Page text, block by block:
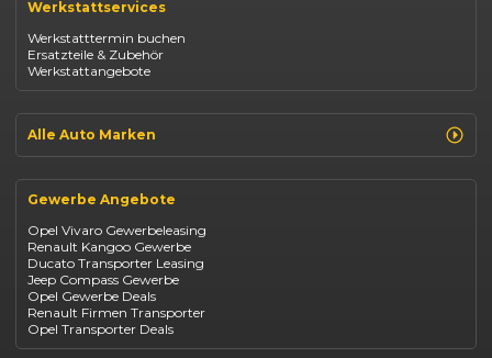
Opel Corsa
Fiat 500
Dacia Duster
Dacia Sandero
Jeep Compass
Suzuki Vitara
Suzuki Swift
Mazda CX-30
Werkstattservices
Werkstatttermin buchen
Ersatzteile & Zubehör
Werkstattangebote
Alle Auto Marken
Opel
Fiat
Jeep
Suzuki
BYD
Kia
Mazda
Citroën
Abarth
Fiat Professional
Gewerbe Angebote
Opel Vivaro Gewerbeleasing
Renault Kangoo Gewerbe
Ducato Transporter Leasing
Jeep Compass Gewerbe
Opel Gewerbe Deals
Renault Firmen Transporter
Opel Transporter Deals